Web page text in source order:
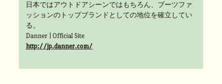
日本ではアウトドアシーンではもちろん、ブーツファ
ッションのトップブランドとしての地位を確立してい
る。
Danner | Official Site
http://jp.danner.com/